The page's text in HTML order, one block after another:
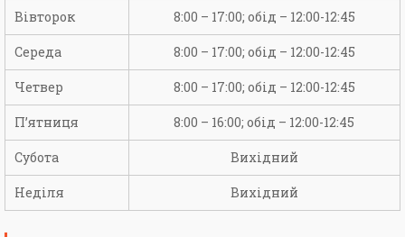
Вівторок 8:00 – 17:00; обід – 12:00-12:45
Середа 8:00 – 17:00; обід – 12:00-12:45
Четвер 8:00 – 17:00; обід – 12:00-12:45
П’ятниця 8:00 – 16:00; обід – 12:00-12:45
Субота Вихідний
Неділя Вихідний